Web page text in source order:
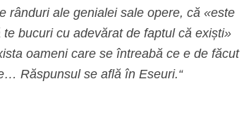
rânduri ale genialei sale opere, că «este
bucuri cu adevărat de faptul că exiști»
oameni care se întreabă ce e de făcut
Răspunsul se află în Eseuri.“